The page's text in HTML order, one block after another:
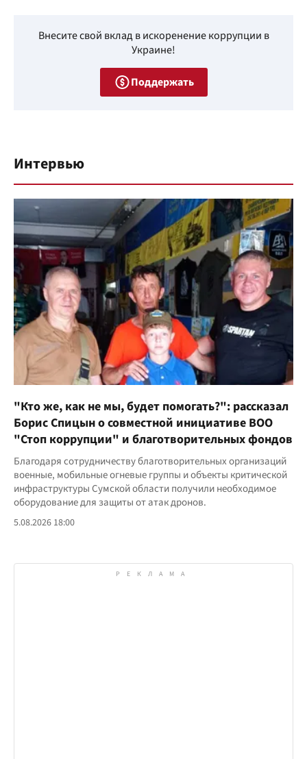
Внесите свой вклад в искоренение коррупции в
Украине!
Поддержать
Интервью
"Кто же, как не мы, будет помогать?": рассказал
Борис Спицын о совместной инициативе ВОО
"Стоп коррупции" и благотворительных фондов
Благодаря сотрудничеству благотворительных организаций
военные, мобильные огневые группы и объекты критической
инфраструктуры Сумской области получили необходимое
оборудование для защиты от атак дронов.
5.08.2026 18:00